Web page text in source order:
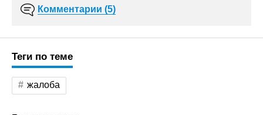
Комментарии (5)
Теги по теме
жалоба